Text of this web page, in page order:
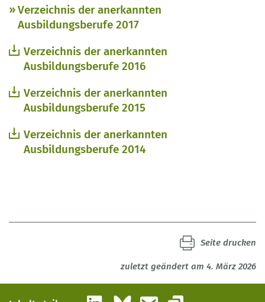
Verzeichnis der anerkannten
Ausbildungsberufe 2017
Verzeichnis der anerkannten
Ausbildungsberufe 2016
Verzeichnis der anerkannten
Ausbildungsberufe 2015
Verzeichnis der anerkannten
Ausbildungsberufe 2014
zuletzt geändert am 4. März 2026
Seite drucken
LinkedInBlueskyE-Mail